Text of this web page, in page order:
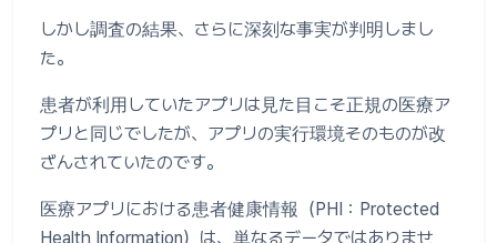
しかし調査の結果、さらに深刻な事実が判明しまし
た。
患者が利用していたアプリは見た目こそ正規の医療ア
プリと同じでしたが、アプリの実行環境そのものが改
ざんされていたのです。
医療アプリにおける患者健康情報（PHI：Protected
Health Information）は、単なるデータではありませ